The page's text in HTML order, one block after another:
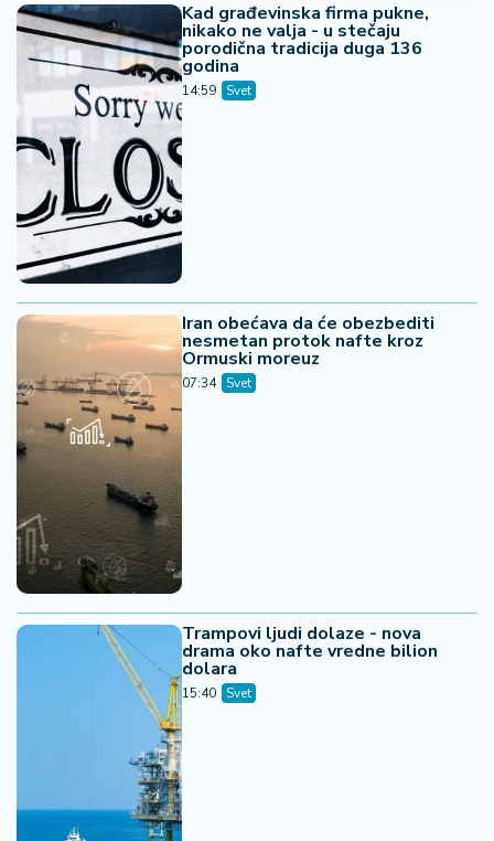
Kad građevinska firma pukne,
nikako ne valja - u stečaju
porodična tradicija duga 136
godina
14:59 Svet
Iran obećava da će obezbediti
nesmetan protok nafte kroz
Ormuski moreuz
07:34 Svet
Trampovi ljudi dolaze - nova
drama oko nafte vredne bilion
dolara
15:40 Svet